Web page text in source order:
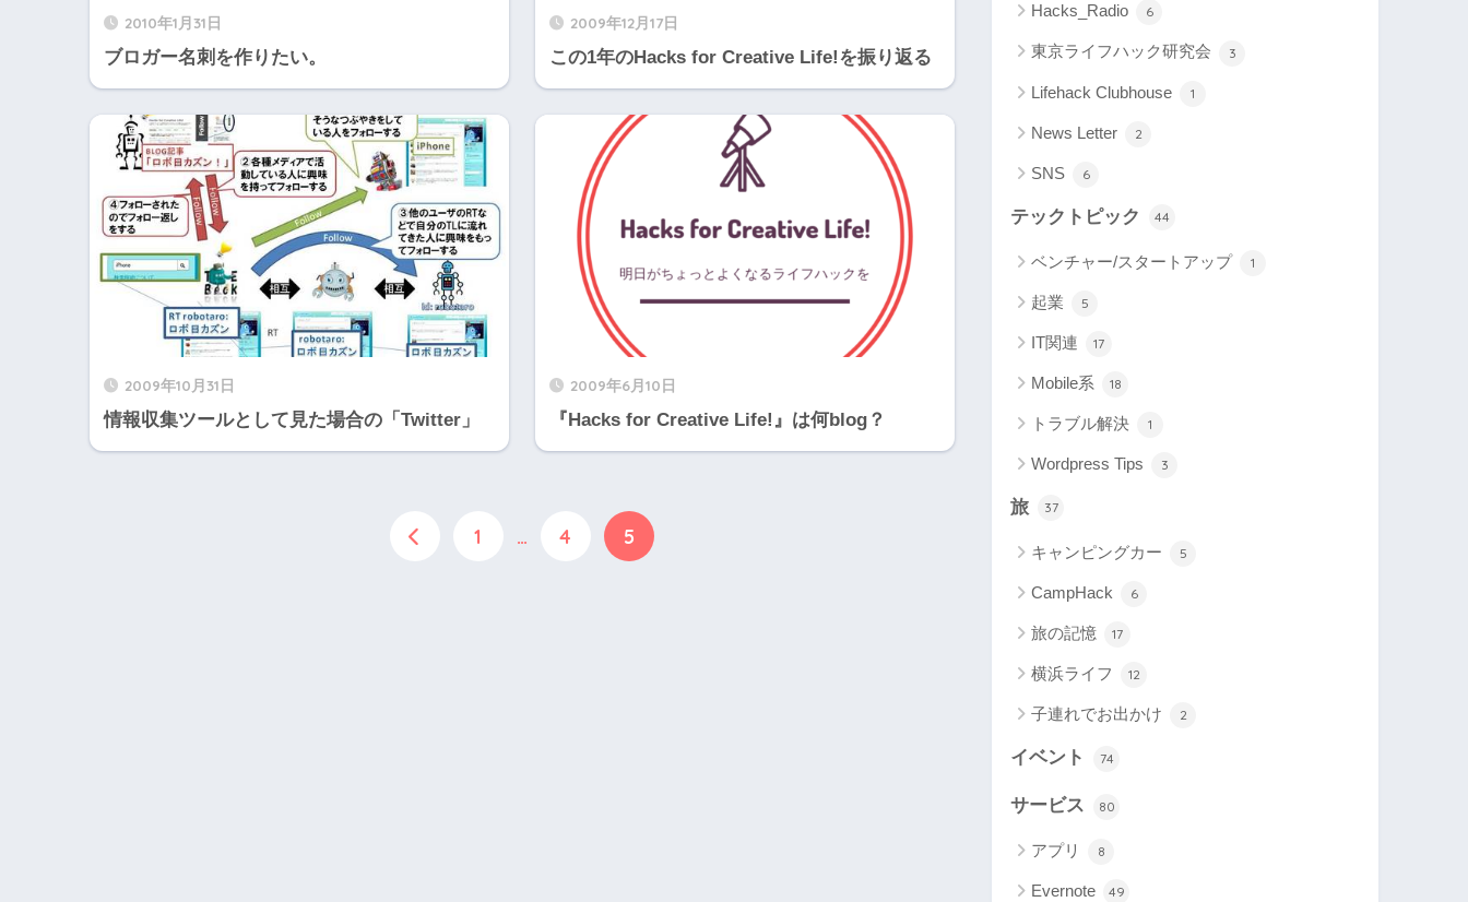
2010年1月31日
ブロガー名刺を作りたい。
2009年12月17日
この1年のHacks for Creative Life!を振り返る
2009年10月31日
情報収集ツールとして見た場合の「Twitter」
2009年6月10日
『Hacks for Creative Life!』は何blog？
1 … 4 5
Hacks_Radio 6
東京ライフハック研究会 3
Lifehack Clubhouse 1
News Letter 2
SNS 6
テックトピック 44
ベンチャー/スタートアップ 1
起業 5
IT関連 17
Mobile系 18
トラブル解決 1
Wordpress Tips 3
旅 37
キャンピングカー 5
CampHack 6
旅の記憶 17
横浜ライフ 12
子連れでお出かけ 2
イベント 74
サービス 80
アプリ 8
Evernote 49